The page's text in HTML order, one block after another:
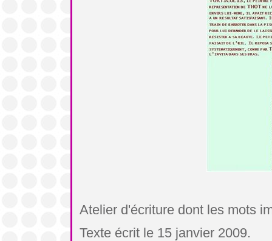
Atelier d'écriture dont les mots
Texte écrit le 15 janvier 2009.